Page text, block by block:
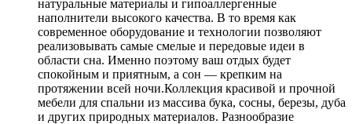
натуральные материалы и гипоаллергенные
наполнители высокого качества. В то время как
современное оборудование и технологии позволяют
реализовывать самые смелые и передовые идеи в
области сна. Именно поэтому ваш отдых будет
спокойным и приятным, а сон — крепким на
протяжении всей ночи.Коллекция красивой и прочной
мебели для спальни из массива бука, сосны, березы, дуба
и других природных материалов. Разнообразие